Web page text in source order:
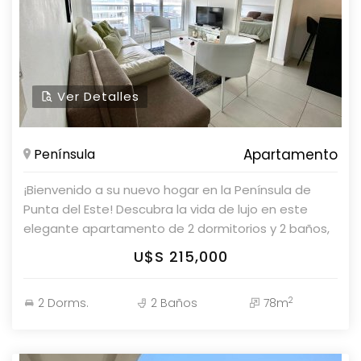
Ver Detalles
Península Apartamento
¡Bienvenido a su nuevo hogar en la Península de
Punta del Este! Descubra la vida de lujo en este
elegante apartamento de 2 dormitorios y 2 baños,
perfectamente diseñado para albergar hasta 4
personas. Con una suite principal que garantiza su
perfecto después de un largo día. La cocina
U$S 215,000
2 Dorms. 2 Baños 78m2